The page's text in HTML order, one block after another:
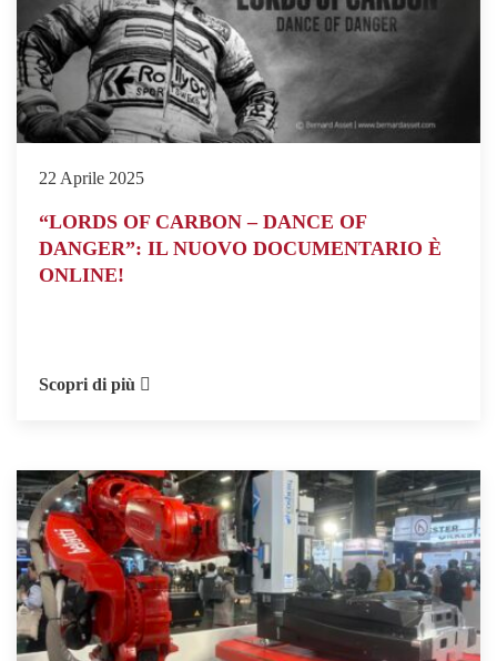
22 Aprile 2025
“LORDS OF CARBON – DANCE OF
DANGER”: IL NUOVO DOCUMENTARIO È
ONLINE!
Scopri di più